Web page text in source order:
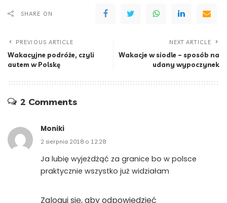
SHARE ON
PREVIOUS ARTICLE
Wakacyjne podróże, czyli
autem w Polskę
NEXT ARTICLE
Wakacje w siodle – sposób na
udany wypoczynek
2 Comments
Moniki
2 sierpnia 2018 o 12:28
Ja lubię wyjeżdżąć za granice bo w polsce
praktycznie wszystko już widziałam
Zaloguj się, aby odpowiedzieć